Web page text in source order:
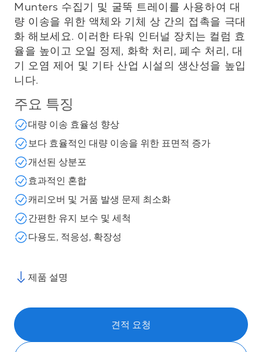
Munters 수집기 및 굴뚝 트레이를 사용하여 대
량 이송을 위한 액체와 기체 상 간의 접촉을 극대
화 해보세요. 이러한 타워 인터널 장치는 컬럼 효
율을 높이고 오일 정제, 화학 처리, 폐수 처리, 대
기 오염 제어 및 기타 산업 시설의 생산성을 높입
니다.
주요 특징
대량 이송 효율성 향상
보다 효율적인 대량 이송을 위한 표면적 증가
개선된 상분포
효과적인 혼합
캐리오버 및 거품 발생 문제 최소화
간편한 유지 보수 및 세척
다용도, 적응성, 확장성
제품 설명
견적 요청